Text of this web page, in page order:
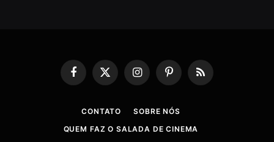
Facebook
X
InstagramPinterestRSS
CONTATO
SOBRE NÓS
QUEM FAZ O SALADA DE CINEMA